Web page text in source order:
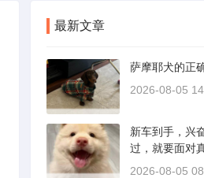
最新文章
萨摩耶犬的正
2026-08-05
新车到手，兴
过，就要面对
验。新手开新
2026-08-05